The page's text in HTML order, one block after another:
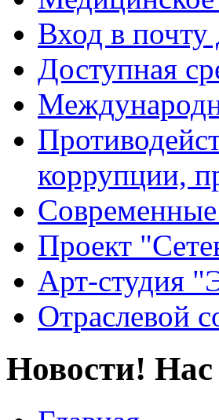
Вход в почту
Доступная
коррупции,
Современные
Проект
Арт-студия
Отраслевой
Новости!